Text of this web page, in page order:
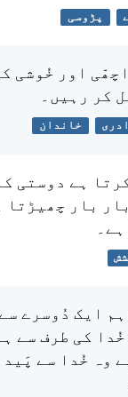
پڑوسی
اور خُوشی
کر رہیں۔
خاندان
ہے دوستی
بار چھیڑتا
ایک دُوسرے
کی طرف سے
وہ خُدا سے